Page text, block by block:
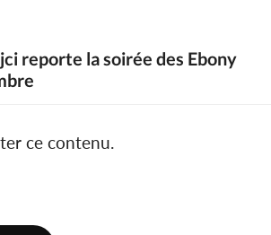
reporte la soirée des Ebony
ce contenu.